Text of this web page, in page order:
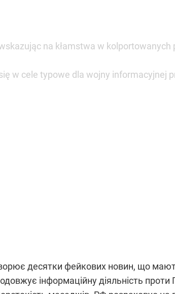
інформаційну діяльність
меседжів. РФ розраховує на
Creative Commons Uznanie autorstwa 4.0
Zezwala się na dowolne wykorzystanie utworu, pod